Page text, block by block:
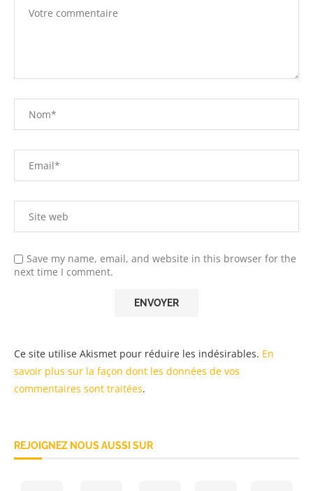
Save my name, email, and website in this browser for the
next time I comment.
Ce site utilise Akismet pour réduire les indésirables. En
savoir plus sur la façon dont les données de vos
commentaires sont traitées.
REJOIGNEZ NOUS AUSSI SUR